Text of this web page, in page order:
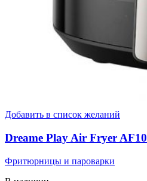
Добавить в список желаний
Dreame Play Air Fryer AF10
Фритюрницы и пароварки